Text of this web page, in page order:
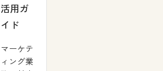
活用ガ
イド
マーケテ
ィング業